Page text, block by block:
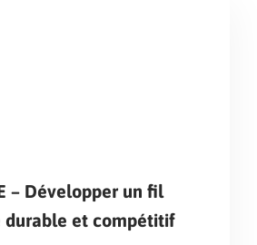
– Développer un fil
durable et compétitif